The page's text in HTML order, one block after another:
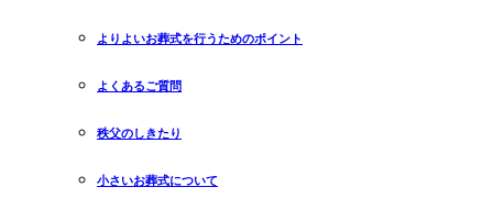
よりよいお葬式を行うためのポイント
よくあるご質問
秩父のしきたり
小さいお葬式について